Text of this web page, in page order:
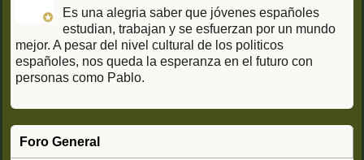
Es una alegria saber que jóvenes españoles
estudian, trabajan y se esfuerzan por un mundo
mejor. A pesar del nivel cultural de los politicos
españoles, nos queda la esperanza en el futuro con
personas como Pablo.
Foro General